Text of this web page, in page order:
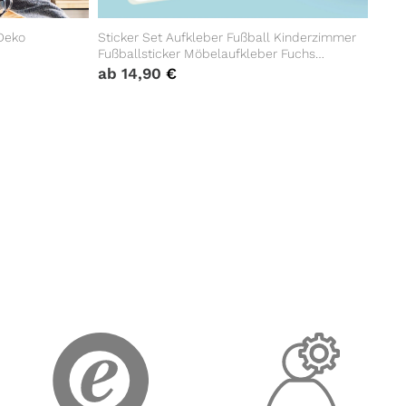
Sticker Set Aufkleber Fußball Kinderzimmer
Fußballsticker Möbelaufkleber Fuchs
Aufkleberset, Geschenk Geburtstag
ab 14,90 €